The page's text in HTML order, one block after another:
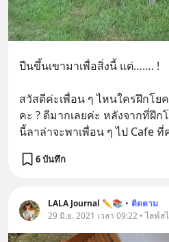
ปีนขึ้นเขามาเพื่อสิ่งนี้ แต่……. !
สวัสดีค่ะเพื่อน ๆ ไหนใครฝึกโย
คะ ? ดีมากเลยค่ะ หลังจากที่ฝึก
นี้ลาล่าจะพาเพื่อน ๆ ไป Cafe
6 บันทึก
LALA Journal ✏️📚 • ติดตาม
29 มิ.ย. 2021 เวลา 09:22 • ไลฟ์ส